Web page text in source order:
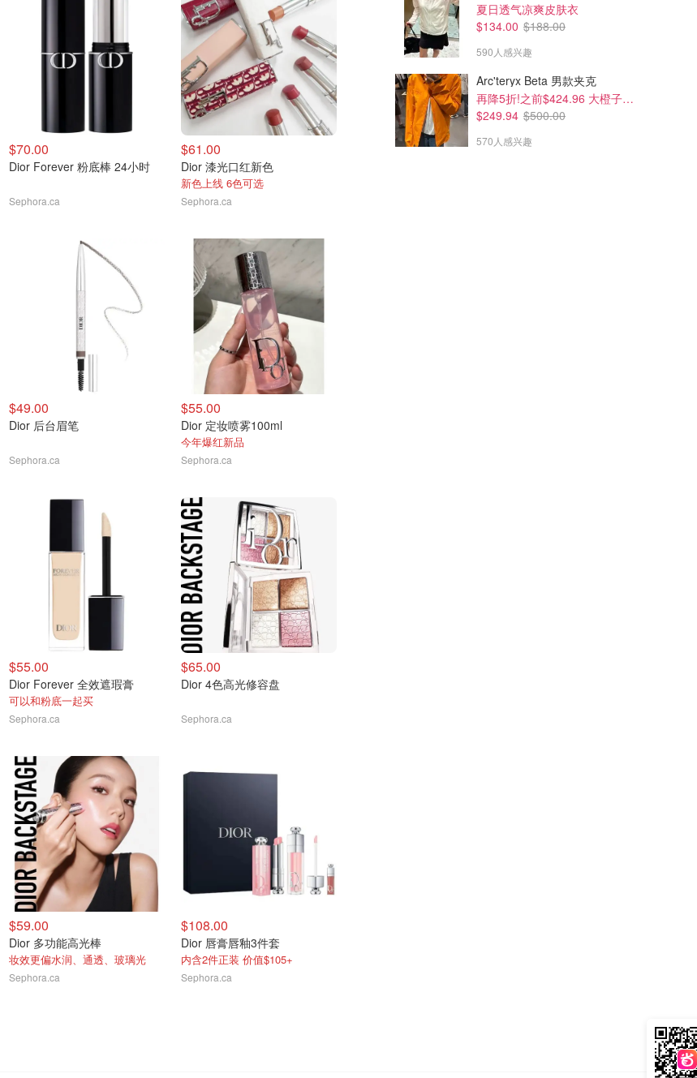
$70.00
Dior Forever 粉底棒 24小时
Sephora.ca
$61.00
Dior 漆光口红新色
新色上线 6色可选
Sephora.ca
$49.00
Dior 后台眉笔
Sephora.ca
$55.00
Dior 定妆喷雾100ml
今年爆红新品
Sephora.ca
$55.00
Dior Forever 全效遮瑕膏
可以和粉底一起买
Sephora.ca
$65.00
Dior 4色高光修容盘
Sephora.ca
$59.00
Dior 多功能高光棒
妆效更偏水润、通透、玻璃光
Sephora.ca
$108.00
Dior 唇膏唇釉3件套
内含2件正装 价值$105+
Sephora.ca
夏日透气凉爽皮肤衣
$134.00 $188.00
590人感兴趣
Arc'teryx Beta 男款夹克
再降5折!之前$424.96 大橙子好显白 蹲补
$249.94 $500.00
570人感兴趣